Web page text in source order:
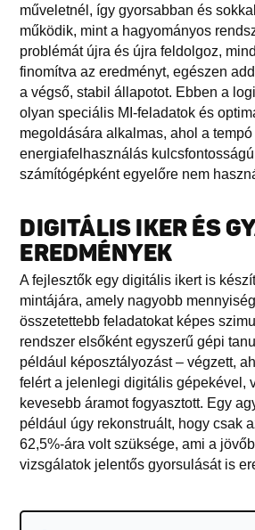
műveletnél, így gyorsabban és
működik, mint a hagyományos
problémát újra és újra feldolgoz,
finomítva az eredményt, egészen
a végső, stabil állapotot. Ebben a
olyan speciális MI-feladatok és
megoldására alkalmas, ahol a tempó
energiafelhasználás
számítógépként egyelőre nem
DIGITÁLIS IKER ÉS
EREDMÉNYEK
A fejlesztők egy digitális ikert is
mintájára, amely nagyobb
összetettebb feladatokat képes
rendszer elsőként egyszerű gépi
például képosztályozást – végzett,
felért a jelenlegi digitális gépekével,
kevesebb áramot fogyasztott. Egy
például úgy rekonstruált, hogy csak
62,5%-ára volt szüksége, ami a
vizsgálatok jelentős gyorsulását is